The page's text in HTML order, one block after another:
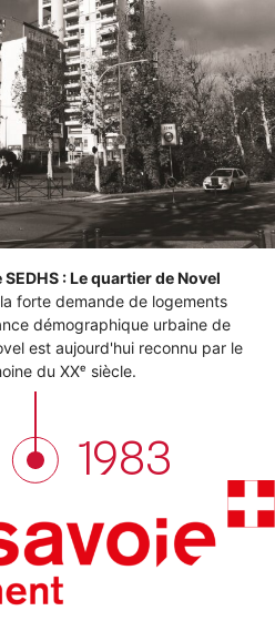
: Le quartier de Novel
forte demande de logements
démographique urbaine de
est aujourd'hui reconnu par le
du XXᵉ siècle.
1983